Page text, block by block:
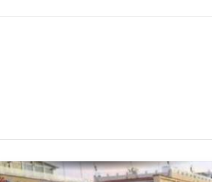
وعملوها ازاي
أول مدرسة لصناعة غذاء المستقبل